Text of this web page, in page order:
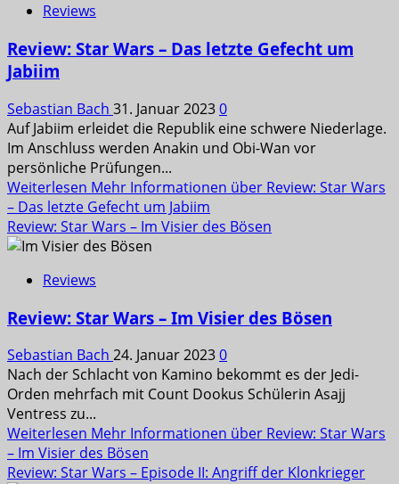
Reviews
Review: Star Wars – Das letzte Gefecht um
Jabiim
Sebastian Bach 31. Januar 20230
Auf Jabiim erleidet die Republik eine schwere Niederlage.
Im Anschluss werden Anakin und Obi-Wan vor
persönliche Prüfungen...
Weiterlesen Mehr Informationen über Review: Star Wars
– Das letzte Gefecht um Jabiim
Review: Star Wars – Im Visier des Bösen
Reviews
Review: Star Wars – Im Visier des Bösen
Sebastian Bach 24. Januar 20230
Nach der Schlacht von Kamino bekommt es der Jedi-
Orden mehrfach mit Count Dookus Schülerin Asajj
Ventress zu...
Weiterlesen Mehr Informationen über Review: Star Wars
– Im Visier des Bösen
Review: Star Wars – Episode II: Angriff der Klonkrieger